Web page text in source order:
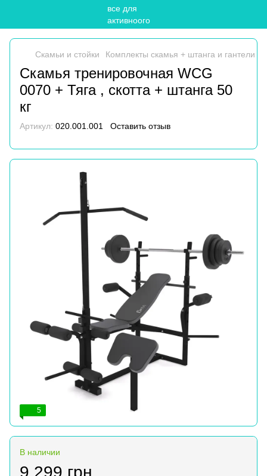
Скамьи и стойки Комплекты скамья + штанга и гантели
Скамья тренировочная WCG
0070 + Тяга , скотта + штанга 50
кг
Артикул: 020.001.001 Оставить отзыв
5
В наличии
9 299 грн